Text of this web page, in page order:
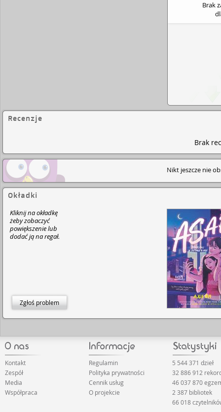
Brak
Recenzje
Brak
Nikt jeszcze nie
Okładki
Kliknij na okładkę
żeby zobaczyć
powiększenie lub
dodać ją na regał.
Zgłoś problem
Kontakt
Zespół
Media
Współpraca
Regulamin
Polityka prywatności
Cennik usług
O projekcie
5 544 371 dzieł
32 886 912
46 037 870
2 387 bibliotek
66 018